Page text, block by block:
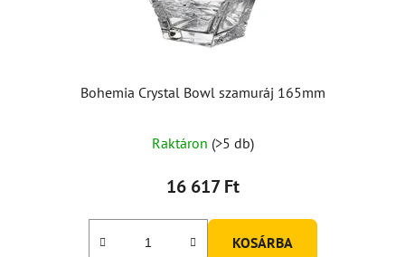
Bohemia Crystal Bowl szamuráj 165mm
Raktáron (>5 db)
16 617 Ft
KOSÁRBA